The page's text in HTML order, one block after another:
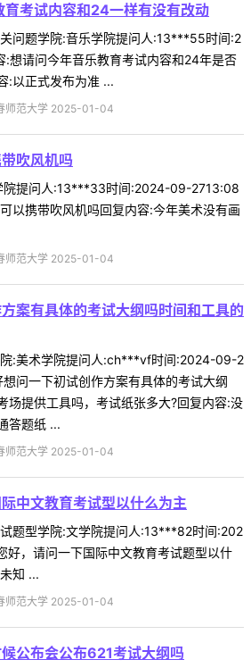
育考试内容和24一样有没有改动
问题学院:音乐学院提问人:13***55时间:2
请问今年音乐教育考试内容和24年是否
:以正式发布为准 ...
师范大学 2025-01-04
吹风机吗
院提问人:13***33时间:2024-09-2713:08
以携带吹风机吗回复内容:今年美术没有画
师范大学 2025-01-04
案有具体的考试大纲吗时间和工具的
:美术学院提问人:ch***vf时间:2024-09-2
问一下初试创作方案有具体的考试大纲
场提供工具吗，考试纸张多大?回复内容:没
答题纸 ...
师范大学 2025-01-04
中文教育考试型以什么为主
题型学院:文学院提问人:13***82时间:202
，请问一下国际中文教育考试题型以什
知 ...
师范大学 2025-01-04
公布会公布621考试大纲吗